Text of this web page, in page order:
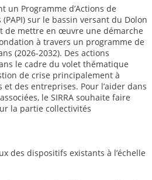
un Programme d’Actions de
sur le bassin versant du Dolon
de mettre en œuvre une démarche
à travers un programme de
(2026-2032). Des actions
le cadre du volet thématique
de crise principalement à
des entreprises. Pour l’aider dans
le SIRRA souhaite faire
la partie collectivités
des dispositifs existants à l’échelle